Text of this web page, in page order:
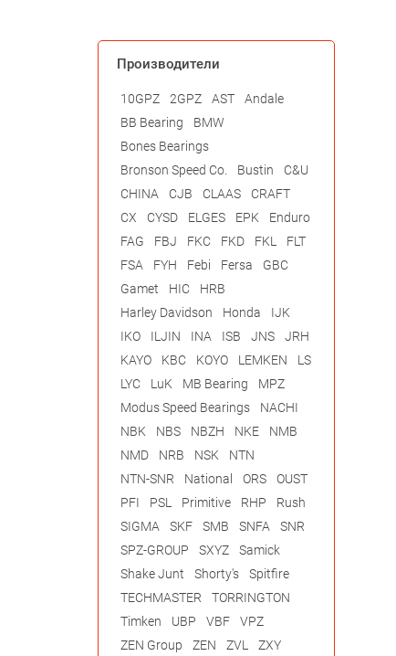
Производители
10GPZ 2GPZ AST
Andale
BB Bearing
BMW
Bones Bearings
Bronson Speed Co.
Bustin
C&U
CHINA
CJB CLAAS
CRAFT
CX
CYSD ELGES EPK
Enduro
FAG
FBJ FKC FKD FKL
FLT
FSA
FYH Febi Fersa
GBC
Gamet
HIC
HRB
Harley Davidson
Honda
IJK
IKO
ILJIN INA ISB JNS
JRH
KAYO
KBC KOYO LEMKEN
LS
LYC
LuK MB Bearing
MPZ
Modus Speed Bearings
NACHI
NBK
NBS NBZH NKE
NMB
NMD
NRB NSK
NTN
NTN-SNR
National ORS
OUST
PFI
PSL Primitive RHP
Rush
SIGMA
SKF SMB SNFA
SNR
SPZ-GROUP
SXYZ
Samick
Shake Junt
Shorty's
Spitfire
TECHMASTER
TORRINGTON
Timken
UBP VBF
VPZ
ZEN Group
ZEN ZVL
ZXY